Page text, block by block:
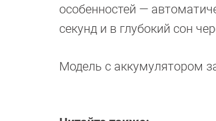
особенностей —
секунд и в глубокий сон
Модель с аккумулятором